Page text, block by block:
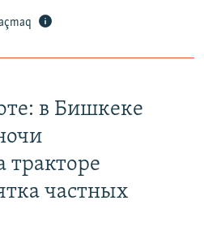
в Бишкеке
тракторе
частных